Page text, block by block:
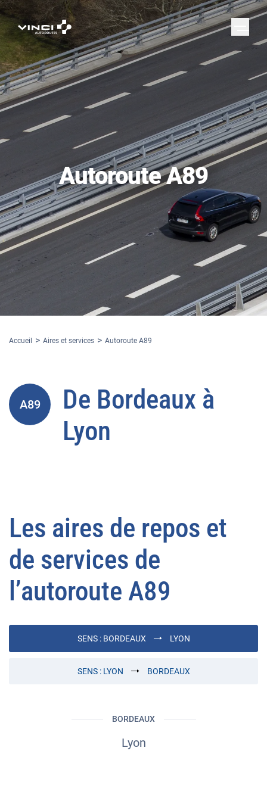
Autoroute A89
Accueil Aires et services Autoroute A89
A89 De Bordeaux à
Lyon
Les aires de repos et
de services de
l’autoroute A89
SENS : BORDEAUX LYON
SENS : LYON BORDEAUX
BORDEAUX
Lyon